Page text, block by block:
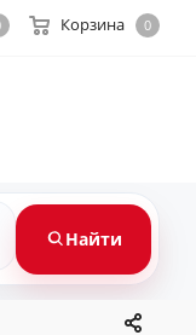
Корзина 0
Найти